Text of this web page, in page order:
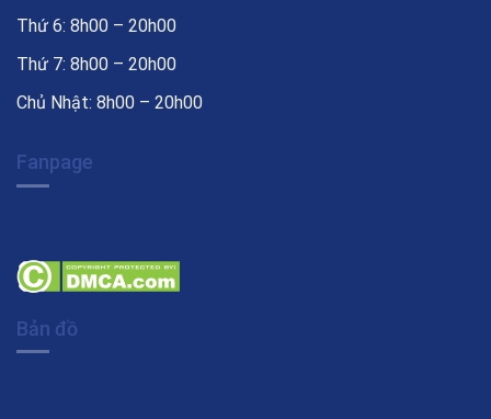
Thứ 6: 8h00 – 20h00
Thứ 7: 8h00 – 20h00
Chủ Nhật: 8h00 – 20h00
Fanpage
Bản đồ